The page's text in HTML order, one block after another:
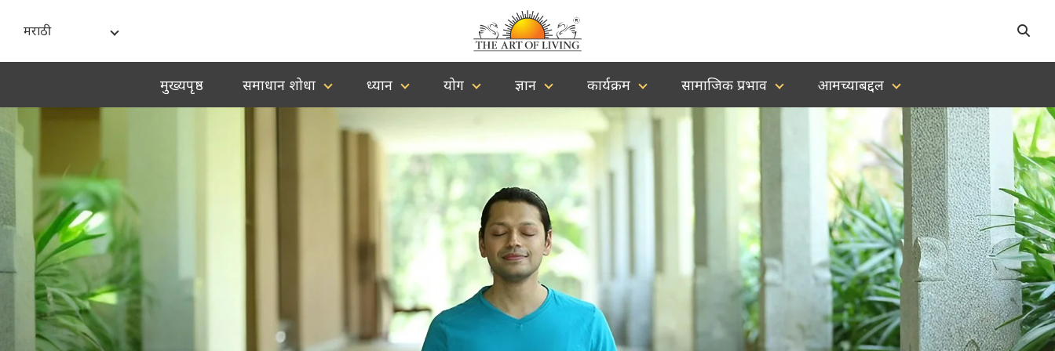
मराठी
India - English
ગુજરાતી
ಕನ್ನಡ
മലയാളം
मराठी
தமிழ்
తెలుగు
मुख्यपृष्ठ समाधान शोधा ध्यान योग ज्ञान कार्यक्रम सामाजिक प्रभाव आमच्याबद्दल